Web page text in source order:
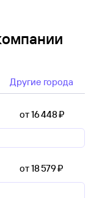
Другие города
от 16 ⁠448 ⁠₽
от 18 ⁠579 ⁠₽